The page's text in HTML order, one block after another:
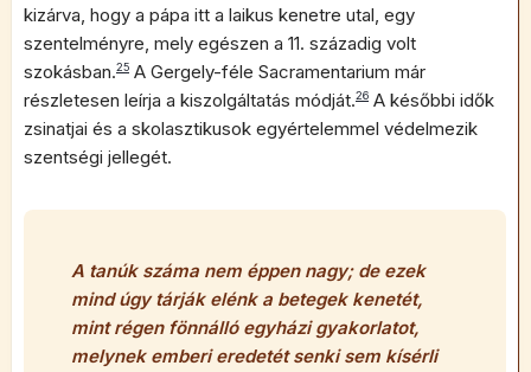
kizárva, hogy a pápa itt a laikus kenetre utal, egy
szentelményre, mely egészen a 11. századig volt
szokásban.25 A Gergely-féle Sacramentarium már
részletesen leírja a kiszolgáltatás módját.26 A későbbi idők
zsinatjai és a skolasztikusok egyértelemmel védelmezik
szentségi jellegét.
A tanúk száma nem éppen nagy; de ezek
mind úgy tárják elénk a betegek kenetét,
mint régen fönnálló egyházi gyakorlatot,
melynek emberi eredetét senki sem kísérli